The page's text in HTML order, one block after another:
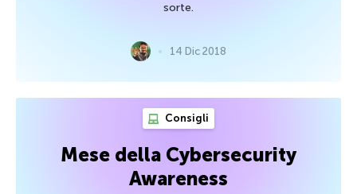
sorte.
14 Dic 2018
Consigli
Mese della Cybersecurity
Awareness